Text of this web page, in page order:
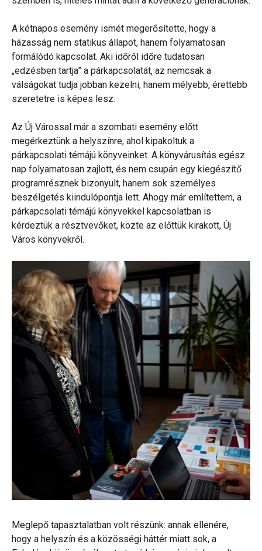
A kétnapos esemény ismét megerősítette, hogy a
házasság nem statikus állapot, hanem folyamatosan
formálódó kapcsolat. Aki időről időre tudatosan
„edzésben tartja” a párkapcsolatát, az nemcsak a
válságokat tudja jobban kezelni, hanem mélyebb, érettebb
szeretetre is képes lesz.
Az Új Várossal már a szombati esemény előtt
megérkeztünk a helyszínre, ahol kipakoltuk a
párkapcsolati témájú könyveinket. A könyvárusítás egész
nap folyamatosan zajlott, és nem csupán egy kiegészítő
programrésznek bizonyult, hanem sok személyes
beszélgetés kiindulópontja lett. Ahogy már említettem, a
párkapcsolati témájú könyvekkel kapcsolatban is
kérdeztük a résztvevőket, közte az előttük kirakott, Új
Város könyvekről.
Meglepő tapasztalatban volt részünk: annak ellenére,
hogy a helyszín és a közösségi háttér miatt sok, a